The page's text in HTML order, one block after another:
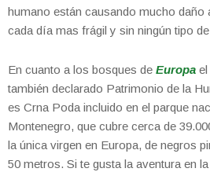
humano están causando mucho daño
cada día mas frágil y sin ningún tipo
En cuanto a los bosques de Europa
también declarado Patrimonio de la
es Crna Poda incluido en el parque
Montenegro, que cubre cerca de
la única virgen en Europa, de negros
50 metros. Si te gusta la aventura en